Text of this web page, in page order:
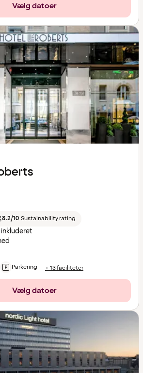
Vælg datoer
8.2/10 Sustainability rating
Parkering + 13 faciliteter
Vælg datoer